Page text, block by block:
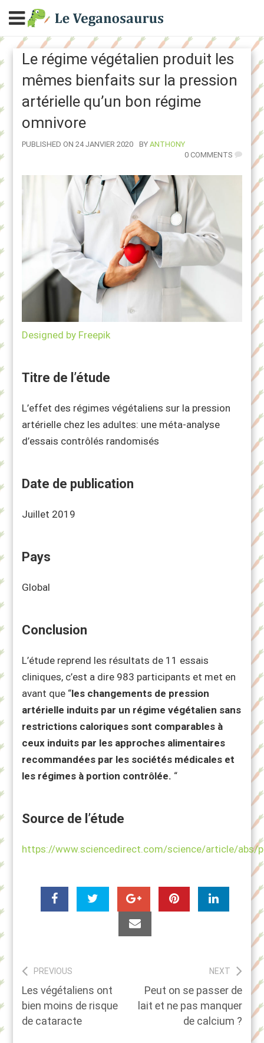
Le régime végétalien produit les
mêmes bienfaits sur la pression
artérielle qu’un bon régime
omnivore
PUBLISHED ON 24 JANVIER 2020 BYAUTHOR
ANTHONY
0 COMMENTS
Designed by Freepik
Titre de l’étude
L’effet des régimes végétaliens sur la pression
artérielle chez les adultes: une méta-analyse
d’essais contrôlés randomisés
Date de publication
Juillet 2019
Pays
Global
Conclusion
L’étude reprend les résultats de 11 essais
cliniques, c’est a dire 983 participants et met en
avant que “les changements de pression
artérielle induits par un régime végétalien sans
restrictions caloriques sont comparables à
ceux induits par les approches alimentaires
recommandées par les sociétés médicales et
les régimes à portion contrôlée. “
Source de l’étude
https://www.sciencedirect.com/science/article/abs/
Navigation
de
l’article
PREVIOUS
Previous
post:
Les végétaliens ont
bien moins de risque
de cataracte
NEXT
Next
post:
Peut on se passer de
lait et ne pas manquer
de calcium ?